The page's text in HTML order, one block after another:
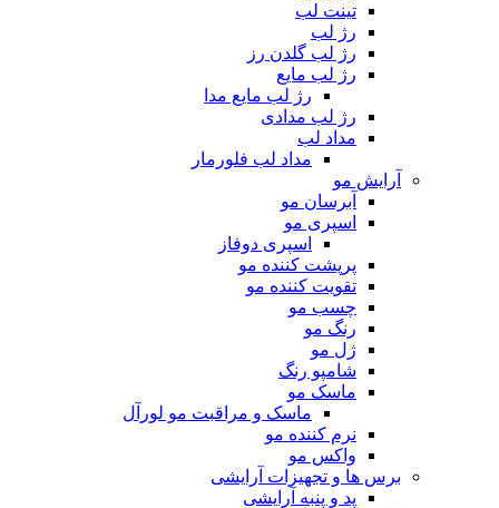
تینت لب
رژ لب
رژ لب گلدن رز
رژ لب مایع
رژ لب مایع مدا
رژ لب مدادی
مداد لب
مداد لب فلورمار
آرایش مو
آبرسان مو
اسپری مو
اسپری دوفاز
پرپشت کننده مو
تقویت کننده مو
چسب مو
رنگ مو
ژل مو
شامپو رنگ
ماسک مو
ماسک و مراقبت مو لورآل
نرم کننده مو
واکس مو
برس ها و تجهیزات آرایشی
پد و پنبه آرایشی